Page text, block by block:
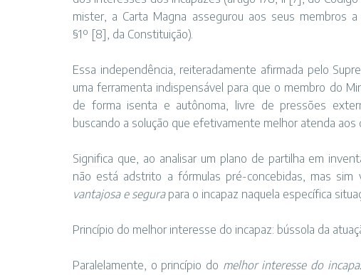
mister, a Carta Magna assegurou aos seus membros a
§1º [8] , da Constituição).
Essa independência, reiteradamente afirmada pelo
uma ferramenta indispensável para que o membro do
de forma isenta e autônoma, livre de pressões
buscando a solução que efetivamente melhor atenda
Significa que, ao analisar um plano de partilha em
não está adstrito a fórmulas pré-concebidas, mas sim
vantajosa e segurapara o incapaz naquela específica
Princípio do melhor interesse do incapaz: bússola da
Paralelamente, o princípio do melhor interesse do